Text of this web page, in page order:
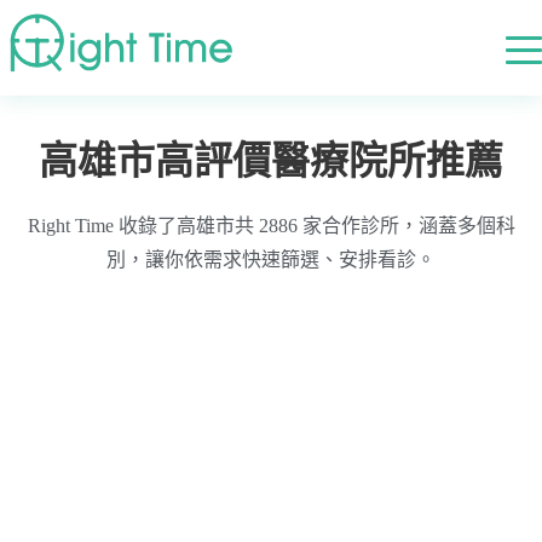
首頁» 高評價醫療院所推薦
高雄市高評價醫療院所推薦
Right Time 收錄了高雄市共 2886 家合作診所，涵蓋多個科
別，讓你依需求快速篩選、安排看診。